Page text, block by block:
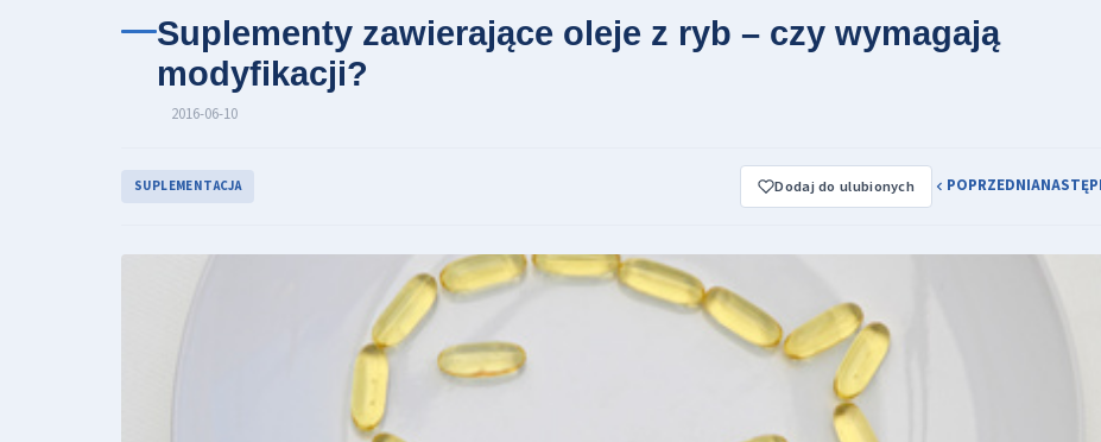
Suplementy zawierające oleje z ryb – czy wymagają
modyfikacji?
2016-06-10
SUPLEMENTACJA Dodaj do ulubionych POPRZEDNIA